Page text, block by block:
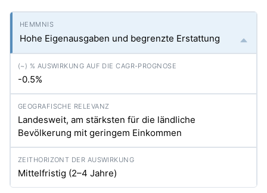
Hohe Eigenausgaben und begrenzte Erstattung
-0.5%
Landesweit, am stärksten für die ländliche
Bevölkerung mit geringem Einkommen
Mittelfristig (2–4 Jahre)